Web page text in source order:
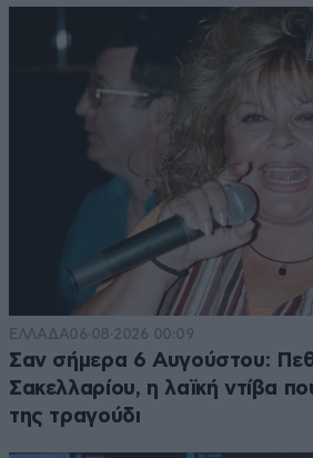
ΕΛΛΑΔΑ06·08·2026 00:09
Σαν σήμερα 6 Αυγούστου:
Σακελλαρίου, η λαϊκή ντίβα
της τραγούδι